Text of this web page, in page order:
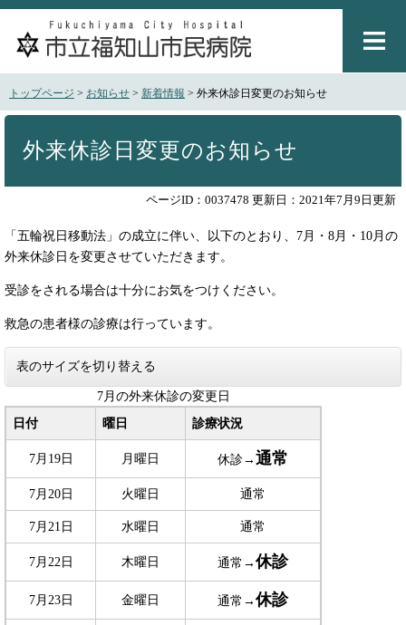
ペ
メ
トップページ > お知らせ > 新着情報 > 外来休診日変更のお知らせ
外来休診日変更のお知らせ
ページID：0037478 更新日：2021年7月9日更新
「五輪祝日移動法」の成立に伴い、以下のとおり、7月・8月・10月の
外来休診日を変更させていただきます。
受診をされる場合は十分にお気をつけください。
救急の患者様の診療は行っています。
表のサイズを切り替える
7月の外来休診の変更日
日付
曜日 診療状況
7月19日 月曜日 休診→ 通常
7月20日 火曜日 通常
7月21日 水曜日 通常
7月22日 木曜日 通常→ 休診
7月23日 金曜日 通常→ 休診